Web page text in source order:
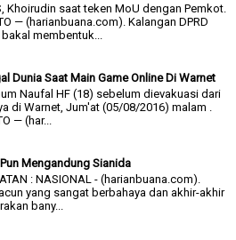
Khoirudin saat teken MoU dengan Pemkot.
— (harianbuana.com). Kalangan DPRD
membentuk...
Dunia Saat Main Game Online Di Warnet
Naufal HF (18) sebelum dievakuasi dari
di Warnet, Jum'at (05/08/2016) malam .
— (har...
Mengandung Sianida
: NASIONAL - (harianbuana.com).
yang sangat berbahaya dan akhir-akhir
bany...